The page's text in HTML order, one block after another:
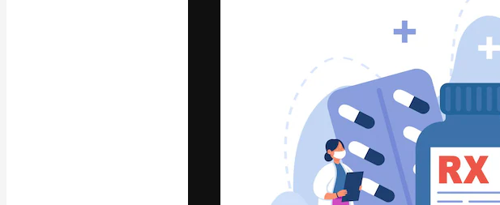
Die kreative Plattform, um deine beste
Arbeit zu verwirklichen. Mehr als 1 Million
Abonnenten unter Kreativen, Unternehmen,
Agenturen und Studios.
Deutsch